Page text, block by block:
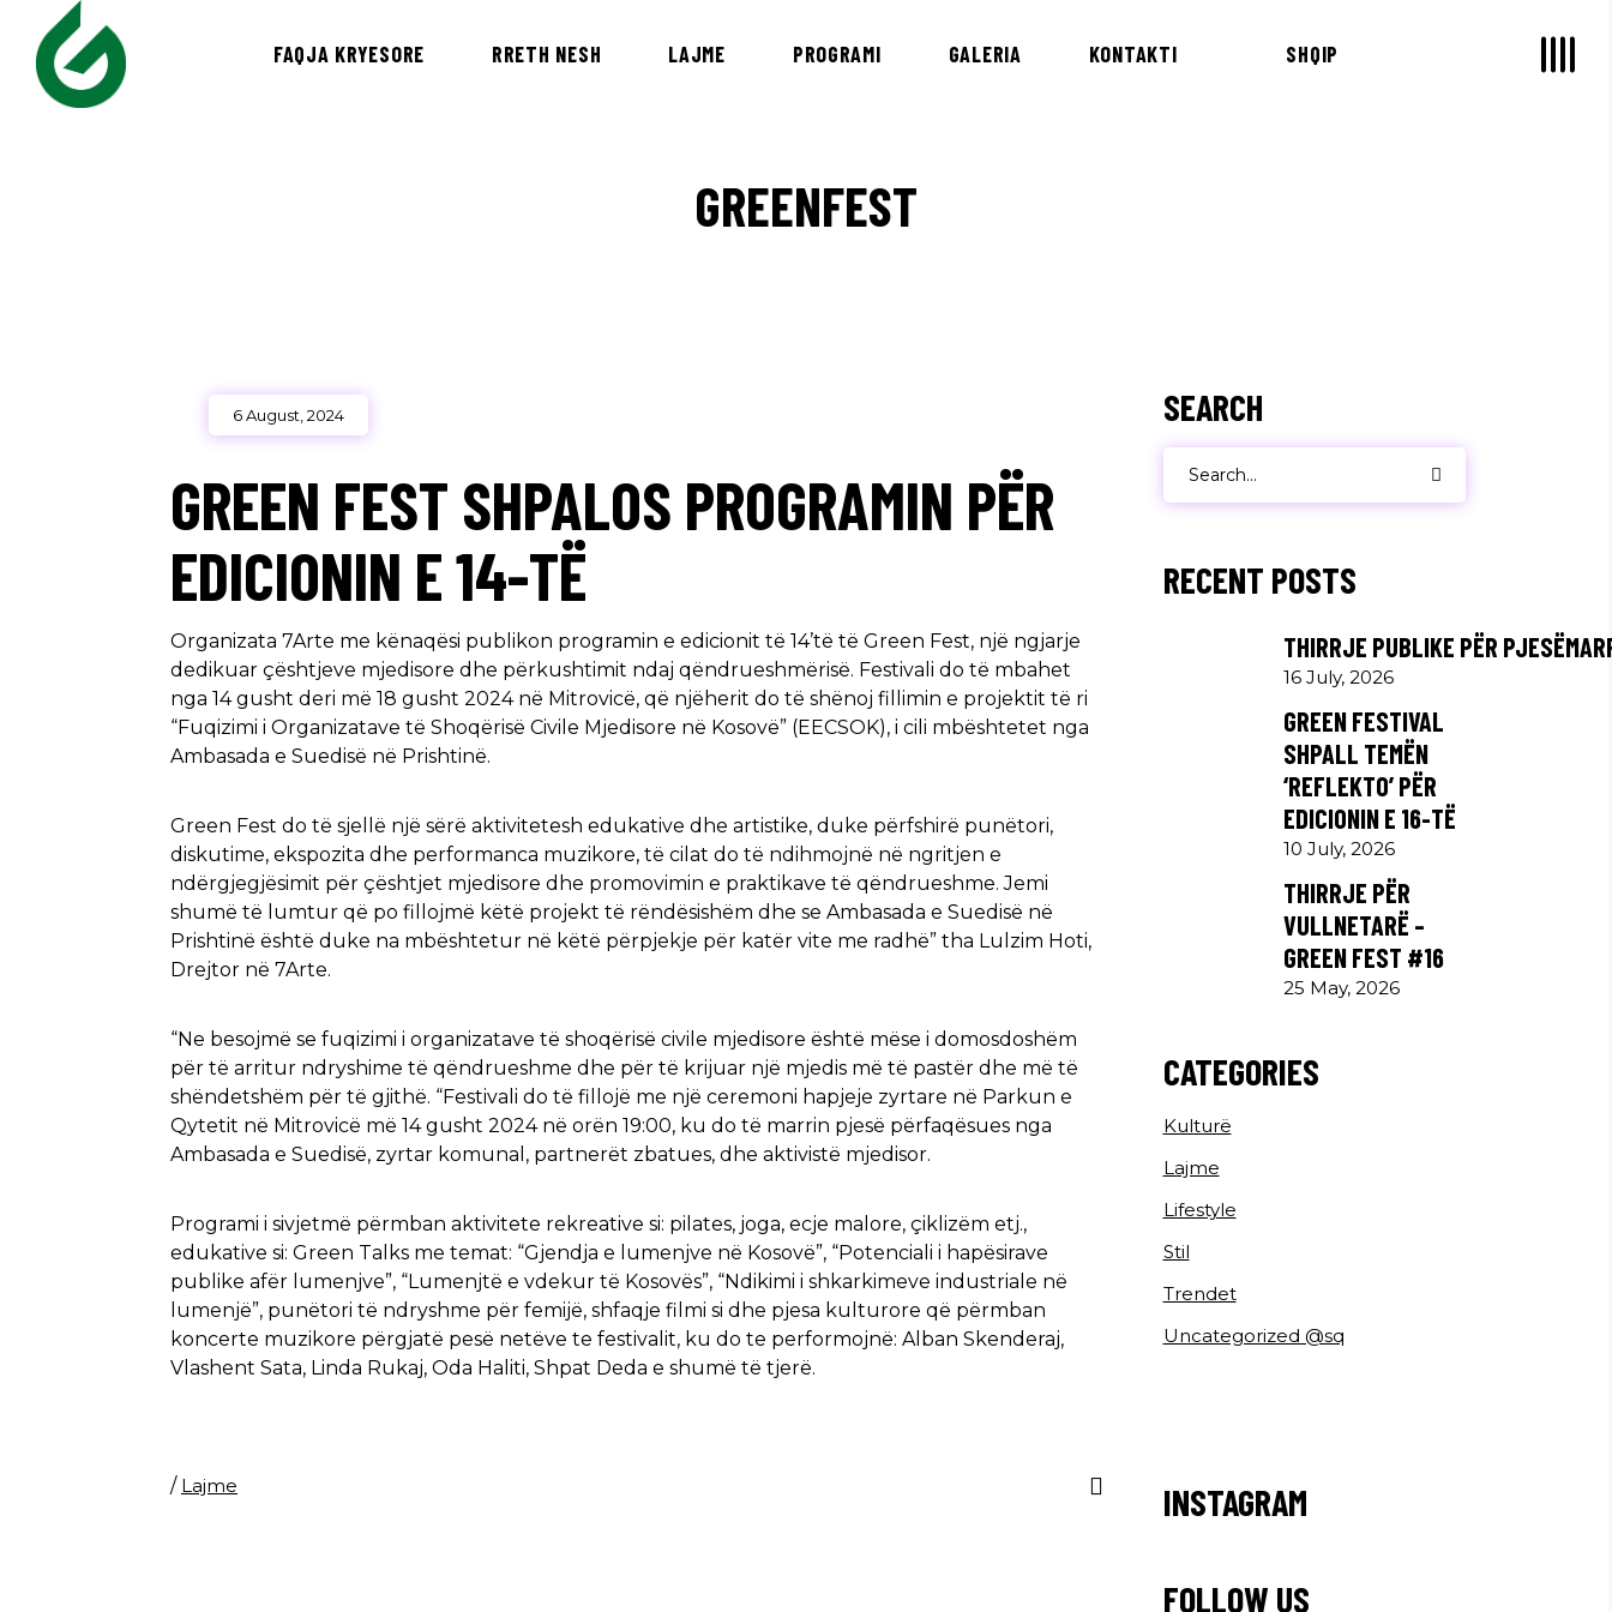
FAQJA KRYESORE RRETH NESH LAJME PROGRAMI GALERIA KONTAKTI SHQIP
GREENFEST
6 August, 2024
GREEN FEST SHPALOS PROGRAMIN PËR
EDICIONIN E 14-TË
Organizata 7Arte me kënaqësi publikon programin e edicionit të 14’të të Green Fest, një ngjarje
dedikuar çështjeve mjedisore dhe përkushtimit ndaj qëndrueshmërisë. Festivali do të mbahet
nga 14 gusht deri më 18 gusht 2024 në Mitrovicë, që njëherit do të shënoj fillimin e projektit të ri
“Fuqizimi i Organizatave të Shoqërisë Civile Mjedisore në Kosovë” (EECSOK), i cili mbështetet nga
Ambasada e Suedisë në Prishtinë.
Green Fest do të sjellë një sërë aktivitetesh edukative dhe artistike, duke përfshirë punëtori,
diskutime, ekspozita dhe performanca muzikore, të cilat do të ndihmojnë në ngritjen e
ndërgjegjësimit për çështjet mjedisore dhe promovimin e praktikave të qëndrueshme. Jemi
shumë të lumtur që po fillojmë këtë projekt të rëndësishëm dhe se Ambasada e Suedisë në
Prishtinë është duke na mbështetur në këtë përpjekje për katër vite me radhë” tha Lulzim Hoti,
Drejtor në 7Arte.
“Ne besojmë se fuqizimi i organizatave të shoqërisë civile mjedisore është mëse i domosdoshëm
për të arritur ndryshime të qëndrueshme dhe për të krijuar një mjedis më të pastër dhe më të
shëndetshëm për të gjithë. “Festivali do të fillojë me një ceremoni hapjeje zyrtare në Parkun e
Qytetit në Mitrovicë më 14 gusht 2024 në orën 19:00, ku do të marrin pjesë përfaqësues nga
Ambasada e Suedisë, zyrtar komunal, partnerët zbatues, dhe aktivistë mjedisor.
Programi i sivjetmë përmban aktivitete rekreative si: pilates, joga, ecje malore, çiklizëm etj.,
edukative si: Green Talks me temat: “Gjendja e lumenjve në Kosovë”, “Potenciali i hapësirave
publike afër lumenjve”, “Lumenjtë e vdekur të Kosovës”, “Ndikimi i shkarkimeve industriale në
lumenjë”, punëtori të ndryshme për femijë, shfaqje filmi si dhe pjesa kulturore që përmban
koncerte muzikore përgjatë pesë netëve te festivalit, ku do te performojnë: Alban Skenderaj,
Vlashent Sata, Linda Rukaj, Oda Haliti, Shpat Deda e shumë të tjerë.
/ Lajme
SEARCH
for:
RECENT POSTS
THIRRJE PUBLIKE PËR
16 July, 2026
GREEN FESTIVAL
SHPALL TEMËN
‘REFLEKTO’ PËR
EDICIONIN E 16-TË
10 July, 2026
THIRRJE PËR
VULLNETARË –
GREEN FEST #16
25 May, 2026
CATEGORIES
Kulturë
Lajme
Lifestyle
Stil
Trendet
Uncategorized @sq
INSTAGRAM
FOLLOW US